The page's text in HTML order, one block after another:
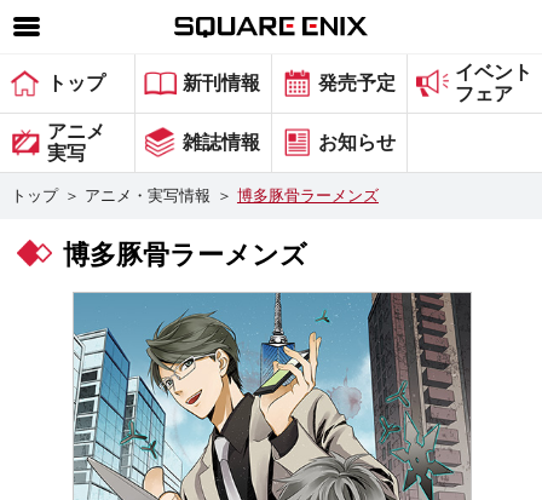
SQUARE ENIX 公式サイトメニュー
ゲーム
マガジン＆ブックス
グッズ
メンバーズ
会社情報 採用情報
トップ 新刊情報 発売予定
イベント
フェア
アニメ
実写
雑誌情報 お知らせ
トップ ＞ アニメ・実写情報 ＞ 博多豚骨ラーメンズ
博多豚骨ラーメンズ